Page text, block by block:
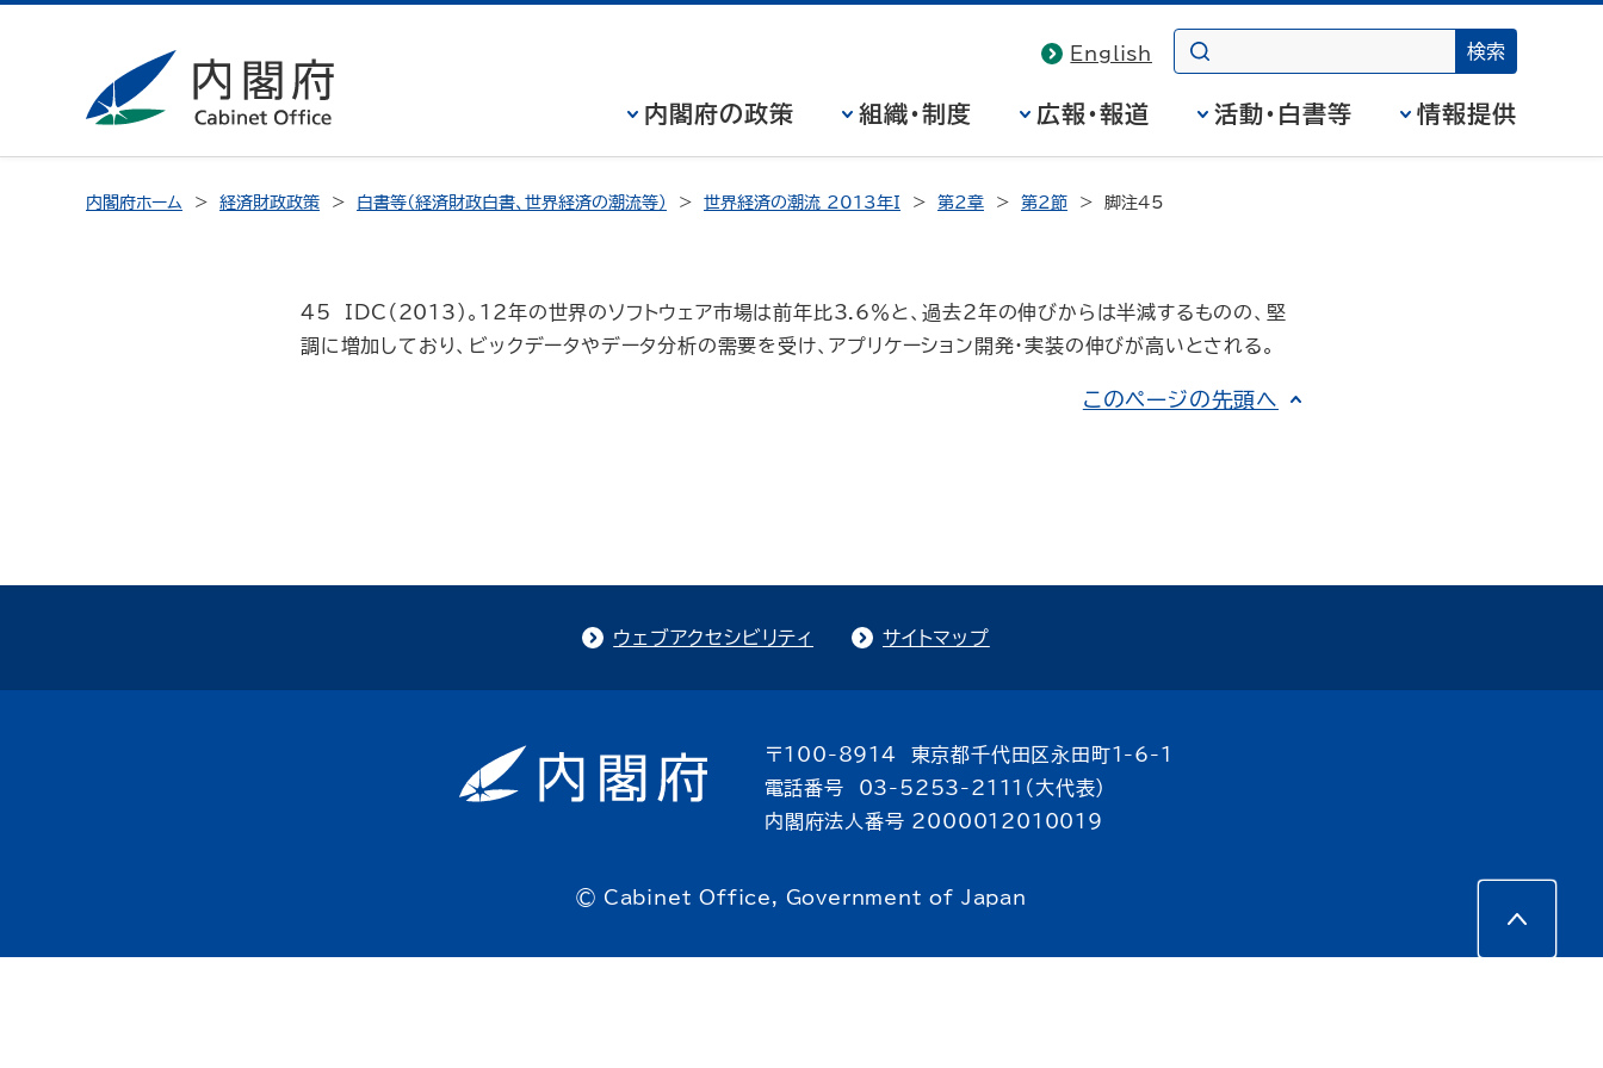
English
内閣府の政策 組織・制度 広報・報道 活動・白書等 情報提供
内閣府ホーム 経済財政政策 白書等（経済財政白書、世界経済の潮流等） 世界経済の潮流 2013年I 第2章 第2節 脚注45
45 IDC（2013）。12年の世界のソフトウェア市場は前年比3.6％と、過去2年の伸びからは半減するものの、堅
調に増加しており、ビックデータやデータ分析の需要を受け、アプリケーション開発・実装の伸びが高いとされる。
このページの先頭へ
ウェブアクセシビリティ サイトマップ
〒100-8914 東京都千代田区永田町1-6-1
電話番号 03-5253-2111（大代表）
内閣府法人番号 2000012010019
© Cabinet Office, Government of Japan